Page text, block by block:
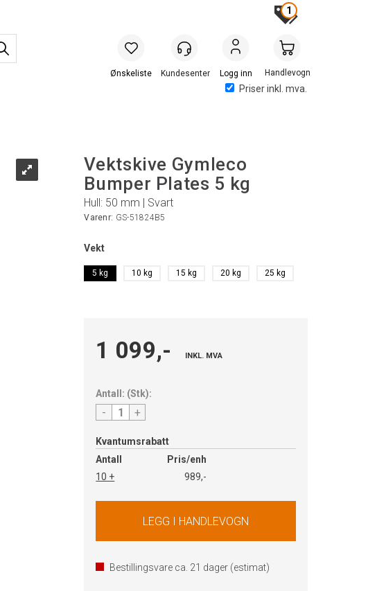
Priser inkl. mva.
Logg inn Handlevogn
1
Vektskive Gymleco
Bumper Plates 5 kg
Hull: 50 mm | Svart
Varenr: GS-51824B5
Vekt
5 kg 10 kg 15 kg 20 kg 25 kg
1 099,- INKL. MVA
Antall: (Stk):
- +
Kvantumsrabatt
Antall
Pris/enh
10 +
989,-
Bestillingsvare ca. 21 dager (estimat)